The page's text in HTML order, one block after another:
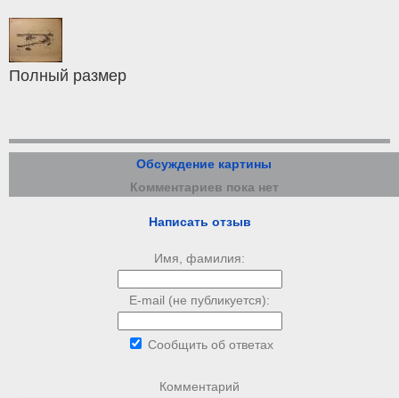
Полный размер
Обсуждение картины
Комментариев пока нет
Написать отзыв
Имя, фамилия:
E-mail (не публикуется):
Сообщить об ответах
Комментарий